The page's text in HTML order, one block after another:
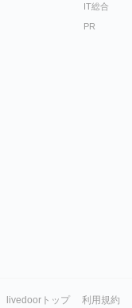
IT総合
PR
livedoorトップ 利用規約